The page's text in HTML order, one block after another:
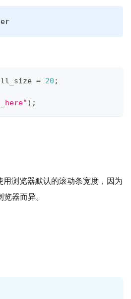
= 20 ;
) ;
浏览器默认的滚动条宽度，因为
器而异。